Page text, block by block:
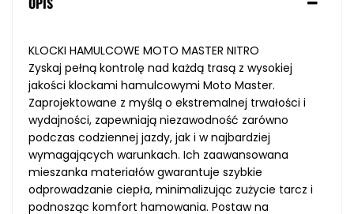
KLOCKI HAMULCOWE MOTO MASTER NITRO
Zyskaj pełną kontrolę nad każdą trasą z wysokiej
jakości klockami hamulcowymi Moto Master.
Zaprojektowane z myślą o ekstremalnej trwałości i
wydajności, zapewniają niezawodność zarówno
podczas codziennej jazdy, jak i w najbardziej
wymagających warunkach. Ich zaawansowana
mieszanka materiałów gwarantuje szybkie
odprowadzanie ciepła, minimalizując zużycie tarcz i
podnosząc komfort hamowania. Postaw na